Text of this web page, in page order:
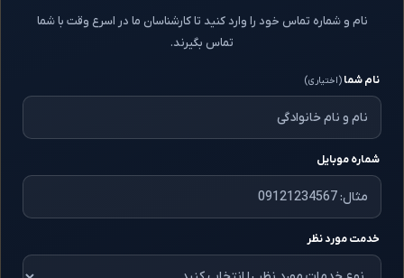
نام و شماره تماس خود را وارد کنید تا کارشناسان ما در اسرع وقت با شما
تماس بگیرند.
نام شما (اختیاری)
شماره موبایل
خدمت مورد نظر